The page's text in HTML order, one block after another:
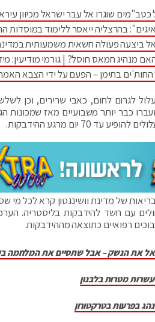
שוגרו אל עבר ישראל מכיוון
בהרצליה ייאסר ללימוד במוסדות
ביצעה פעולה חשאית משמעותית
מנהיג חמאס חוסל? | גורמי מודיעין:
בתימן – הפעם על ידי הצבא
לגרום לחום, כאבי שרירים, וכן
כבר יותר משבועיים מאז
עד 70 יום מרגע ההידבקות.
את הנשק – אבל שתסיים את המלחמה
מטרות בלבנון